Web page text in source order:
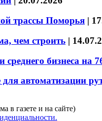
трассы Поморья |
чем строить |
бизнеса на
автоматизации
в газете и на сайте)